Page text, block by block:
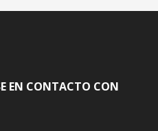
EN CONTACTO CON